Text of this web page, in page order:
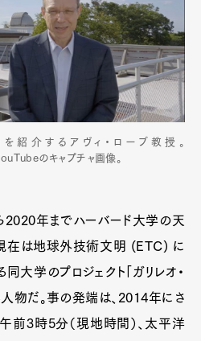
を紹介するアヴィ・ローブ教授。
のキャプチャ画像。
2020年までハーバード大学の天
在は地球外技術文明 (ETC) に
大学のプロジェクト「ガリレオ・
人物だ。事の発端は、2014年にさ
前3時5分（現地時間）、太平洋